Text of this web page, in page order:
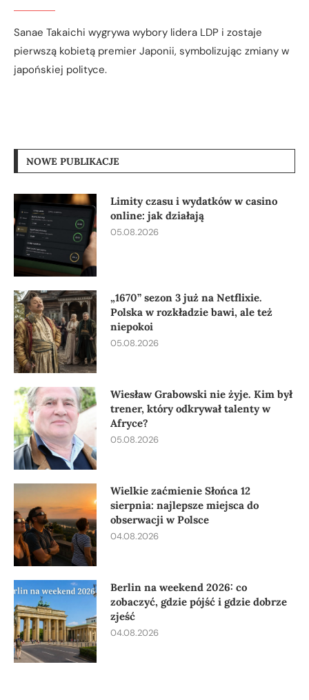
Sanae Takaichi wygrywa wybory lidera LDP i zostaje
pierwszą kobietą premier Japonii, symbolizując zmiany w
japońskiej polityce.
NOWE PUBLIKACJE
Limity czasu i wydatków w casino
online: jak działają
05.08.2026
„1670” sezon 3 już na Netflixie.
Polska w rozkładzie bawi, ale też
niepokoi
05.08.2026
Wiesław Grabowski nie żyje. Kim był
trener, który odkrywał talenty w
Afryce?
05.08.2026
Wielkie zaćmienie Słońca 12
sierpnia: najlepsze miejsca do
obserwacji w Polsce
04.08.2026
Berlin na weekend 2026: co
zobaczyć, gdzie pójść i gdzie dobrze
zjeść
04.08.2026